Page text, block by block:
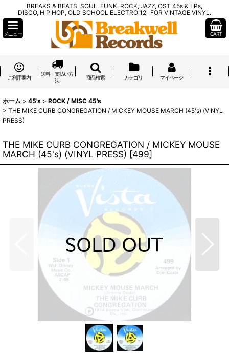
BREAKS & BEATS, SOUL, FUNK, ROCK, JAZZ, OST 45s & LPs,
DISCO, HIP HOP, OLD SCHOOL ELECTRO 12" FOR VINTAGE VINYL.
メニュー CART
ご利用案内
送料・支払い方
法
商品検索 カテゴリ マイページ
ホーム > 45's > ROCK / MISC 45's
> THE MIKE CURB CONGREGATION / MICKEY MOUSE MARCH (45's) (VINYL
PRESS)
THE MIKE CURB CONGREGATION / MICKEY MOUSE
MARCH (45's) (VINYL PRESS) [499]